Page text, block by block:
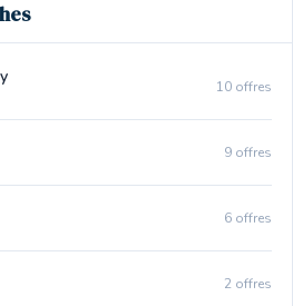
10 offres
9 offres
6 offres
2 offres